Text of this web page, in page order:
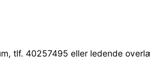
tlf. 40257495 eller ledende